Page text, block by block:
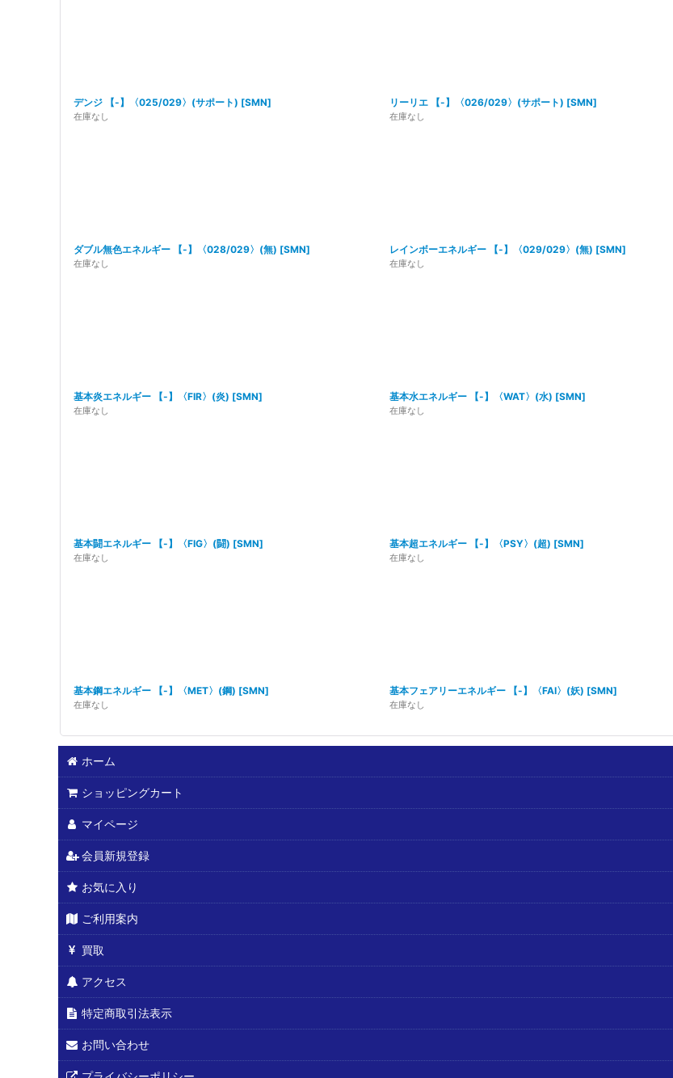
デンジ 【-】〈025/029〉(サポート) [SMN]
在庫なし
リーリエ 【-】〈026/029〉(サポート) [SMN]
在庫なし
ダブル無色エネルギー 【-】〈028/029〉(無) [SMN]
在庫なし
レインボーエネルギー 【-】〈029/029〉(無) [SMN]
在庫なし
基本炎エネルギー 【-】〈FIR〉(炎) [SMN]
在庫なし
基本水エネルギー 【-】〈WAT〉(水) [SMN]
在庫なし
基本闘エネルギー 【-】〈FIG〉(闘) [SMN]
在庫なし
基本超エネルギー 【-】〈PSY〉(超) [SMN]
在庫なし
基本鋼エネルギー 【-】〈MET〉(鋼) [SMN]
在庫なし
基本フェアリーエネルギー 【-】〈FAI〉(妖) [SMN]
在庫なし
ホーム
ショッピングカート
マイページ
会員新規登録
お気に入り
ご利用案内
買取
アクセス
特定商取引法表示
お問い合わせ